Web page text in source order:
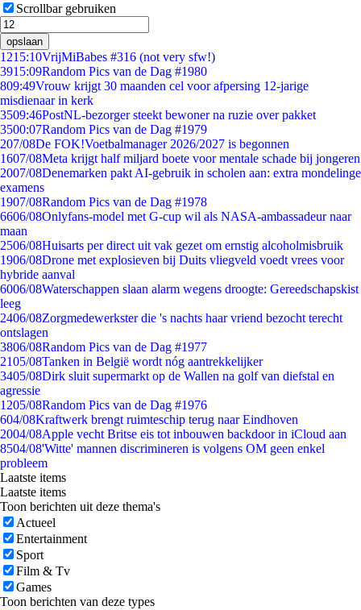
Scrollbar gebruiken
opslaan
1215:10VrijMiBabes #316 (not very sfw!)
3915:09Random Pics van de Dag #1980
809:49Vrouw krijgt 30 maanden cel voor afpersing 12-jarige
misdienaar in kerk
3509:46PostNL-bezorger steekt bewoner na ruzie over pakket
3500:07Random Pics van de Dag #1979
207/08De FOK!Voetbalmanager 2026/2027 is begonnen
1607/08Meta krijgt half miljard boete voor mentale schade bij jongeren
2007/08Denemarken pakt AI-gebruik in scholen aan: extra mondelinge
examens
1907/08Random Pics van de Dag #1978
6606/08Onlyfans-model met G-cup wil als NASA-ambassadeur naar
maan
2506/08Huisarts per direct uit vak gezet om ernstig alcoholmisbruik
1906/08Drone met explosieven bij Duits vliegveld voedt vrees voor
hybride aanval
6006/08Waterschappen slaan alarm wegens droogte: Gereedschapskist
leeg
2406/08Zorgmedewerkster die 's nachts haar vriend bezocht terecht
ontslagen
3806/08Random Pics van de Dag #1977
2105/08Tanken in België wordt nóg aantrekkelijker
3405/08Dirk sluit supermarkt op de Wallen na golf van diefstal en
agressie
1205/08Random Pics van de Dag #1976
604/08Kraftwerk brengt ruimteschip terug naar Eindhoven
2004/08Apple vecht Britse eis tot inbouwen backdoor in iCloud aan
8504/08'Witte' mannen discrimineren is volgens OM geen enkel
probleem
Laatste items
Laatste items
Toon berichten uit deze thema's
Actueel
Entertainment
Sport
Film & Tv
Games
Toon berichten van deze types